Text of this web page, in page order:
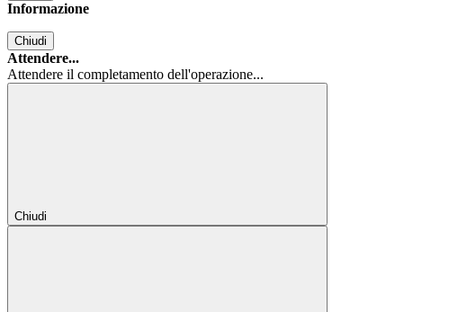
Informazione
Chiudi
Attendere...
Attendere il completamento dell'operazione...
Chiudi